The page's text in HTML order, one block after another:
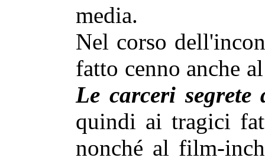
media.
Nel corso
fatto cenno anche
Le carceri
quindi ai tragici
nonché al film-